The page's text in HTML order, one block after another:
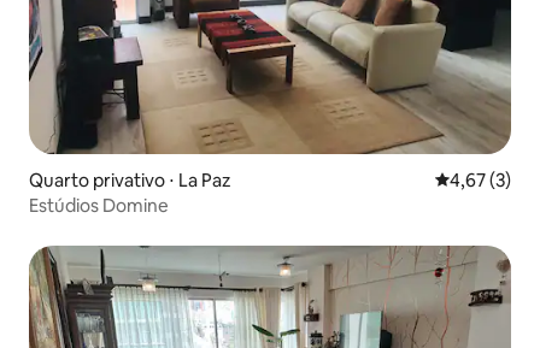
Quarto privativo ⋅ La Paz 4,67 de
4,67 (3)
Estúdios Domine